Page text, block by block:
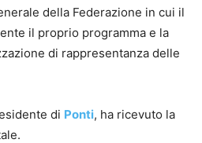
della Federazione in cui il
il proprio programma e la
di rappresentanza delle
di Ponti, ha ricevuto la